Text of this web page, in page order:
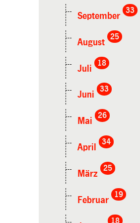
September
33
August
25
Juli
18
Juni
33
Mai
26
April
34
März
25
Februar
19
18